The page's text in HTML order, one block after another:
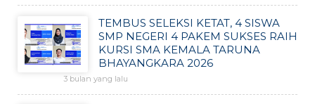
TEMBUS SELEKSI KETAT, 4 SISWA
SMP NEGERI 4 PAKEM SUKSES RAIH
KURSI SMA KEMALA TARUNA
BHAYANGKARA 2026
3 bulan yang lalu